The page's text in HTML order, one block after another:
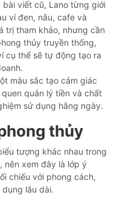
viết cũ, Lano từng giới
ví đen, nâu, cafe và
trị tham khảo, nhưng cần
thủy truyền thống,
cụ thể sẽ tự động tạo ra
màu sắc tạo cảm giác
quản lý tiền và chất
sử dụng hằng ngày.
thủy
tượng khác nhau trong
nên xem đây là lớp ý
chiếu với phong cách,
lâu dài.